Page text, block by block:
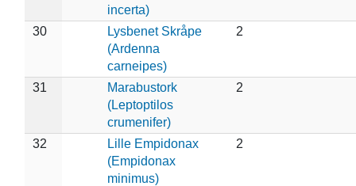
incerta)
30
Lysbenet Skråpe
(Ardenna
carneipes)
2
31
Marabustork
(Leptoptilos
crumenifer)
2
32
Lille Empidonax
(Empidonax
minimus)
2